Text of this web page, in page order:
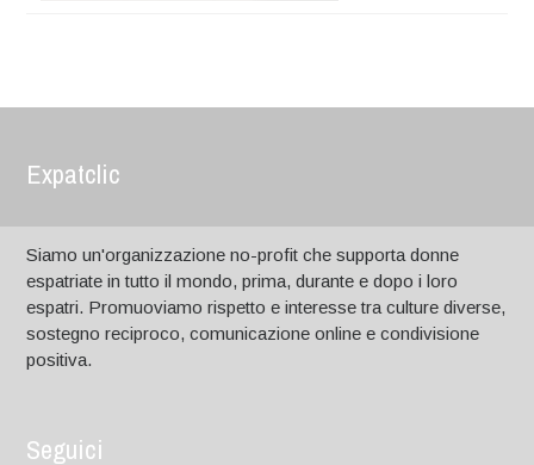
Expatclic
Siamo un'organizzazione no-profit che supporta donne
espatriate in tutto il mondo, prima, durante e dopo i loro
espatri. Promuoviamo rispetto e interesse tra culture diverse,
sostegno reciproco, comunicazione online e condivisione
positiva.
Seguici